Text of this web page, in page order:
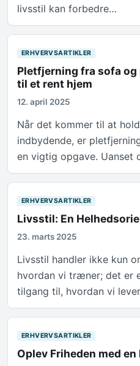
livsstil kan forbedre…
ERHVERVSARTIKLER
Pletfjerning fra sofa
til et rent hjem
12. april 2025
Når det kommer til at
indbydende, er
en vigtig opgave. Uanset
ERHVERVSARTIKLER
Livsstil: En
23. marts 2025
Livsstil handler ikke kun
hvordan vi træner; det er
tilgang til, hvordan vi
ERHVERVSARTIKLER
Oplev Friheden med en